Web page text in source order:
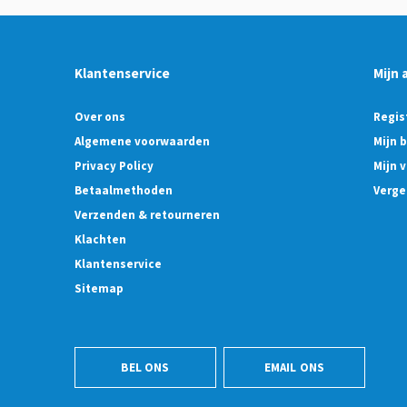
Klantenservice
Over ons
Algemene voorwaarden
Privacy Policy
Betaalmethoden
Verzenden & retourneren
Klachten
Klantenservice
Sitemap
Mijn
Mijn
Mijn
BEL ONS EMAIL ONS